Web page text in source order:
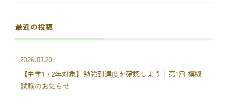
最近の投稿
2026.07.20
【中学1・2年対象】勉強到達度を確認しよう！第1回 模擬
試験のお知らせ